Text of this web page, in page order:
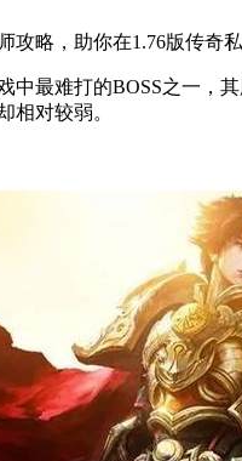
略，助你在1.76版传奇
最难打的BOSS之一
相对较弱。